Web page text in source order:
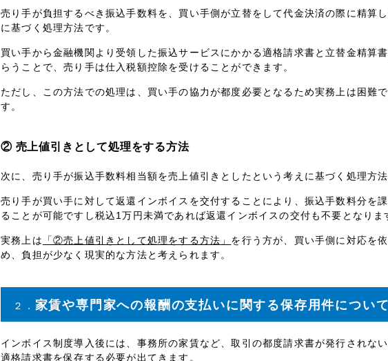
売り手が負担するべき振込手数料を、買い手側が立替をして代金決済の際に精算
に基づく処理方法です。
買い手から金融機関より受領した振込サービスにかかる適格請求書と立替金精算
らうことで、売り手は仕入税額控除を受けることができます。
ただし、この方法での処理は、買い手の協力が都度必要となるため実務上は困難
す。
② 売上値引きとして処理をする方法
次に、売り手が振込手数料相当額を売上値引きとしたという考えに基づく処理方法
売り手が買い手に対して返還インボイスを交付することにより、振込手数料分を
ることが可能ですし税込1万円未満であれば返還インボイスの交付も不要となりま
実務上は 「②売上値引きとして処理をする方法」 を行う方が、買い手側に対応を
め、負担が少なく現実的な方法と考えられます。
２． 家賃や専門家への報酬の支払いに関する保存用件について
インボイス制度導入後には、事務所の家賃など、取引の都度請求書が発行されない
適格請求書を保存する必要が出てきます。